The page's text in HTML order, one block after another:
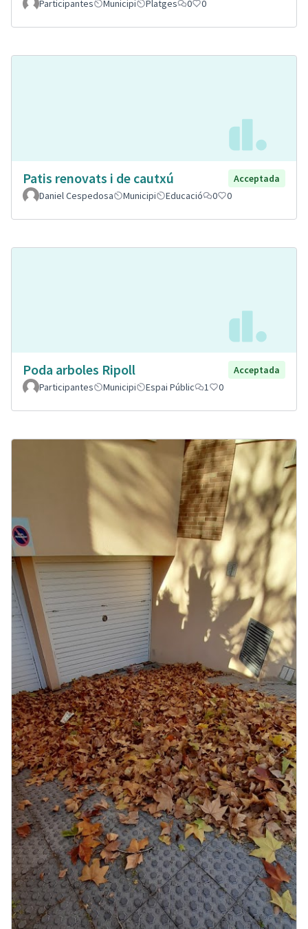
Participantes Municipi Platges 0 0
Patis renovats i de cautxú
Acceptada
Daniel Cespedosa
Municipi Educació 0 0
Poda arboles Ripoll
Acceptada
Participantes
Municipi Espai Públic 1 0